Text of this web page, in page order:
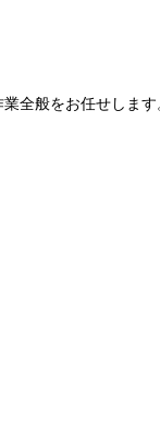
全般をお任せしま